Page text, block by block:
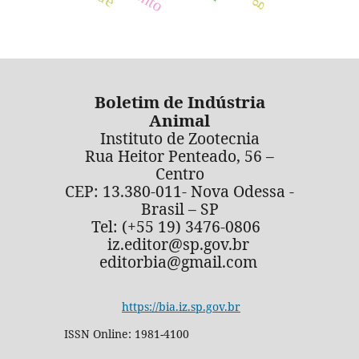
Boletim de Indústria
Animal
Instituto de Zootecnia
Rua Heitor Penteado, 56 –
Centro
CEP: 13.380-011- Nova Odessa -
Brasil – SP
Tel: (+55 19) 3476-0806
iz.editor@sp.gov.br
editorbia@gmail.com
https://bia.iz.sp.gov.br
ISSN Online: 1981-4100